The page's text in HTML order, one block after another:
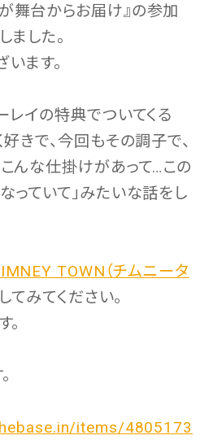
舞台からお届け』の参加
ました。
ます。
レイの特典でついてくる
好きで、今回もその調子で、
こんな仕掛けがあって…この
っていて」みたいな話をし
TOWN（チムニータ
てみてください。
。
items/4805173